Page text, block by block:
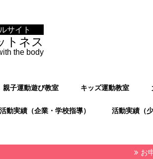
サイト
トネス
the body
親子運動遊び教室 キッズ運動教室
活動実績（企業・学校指導） 活動実績（
お